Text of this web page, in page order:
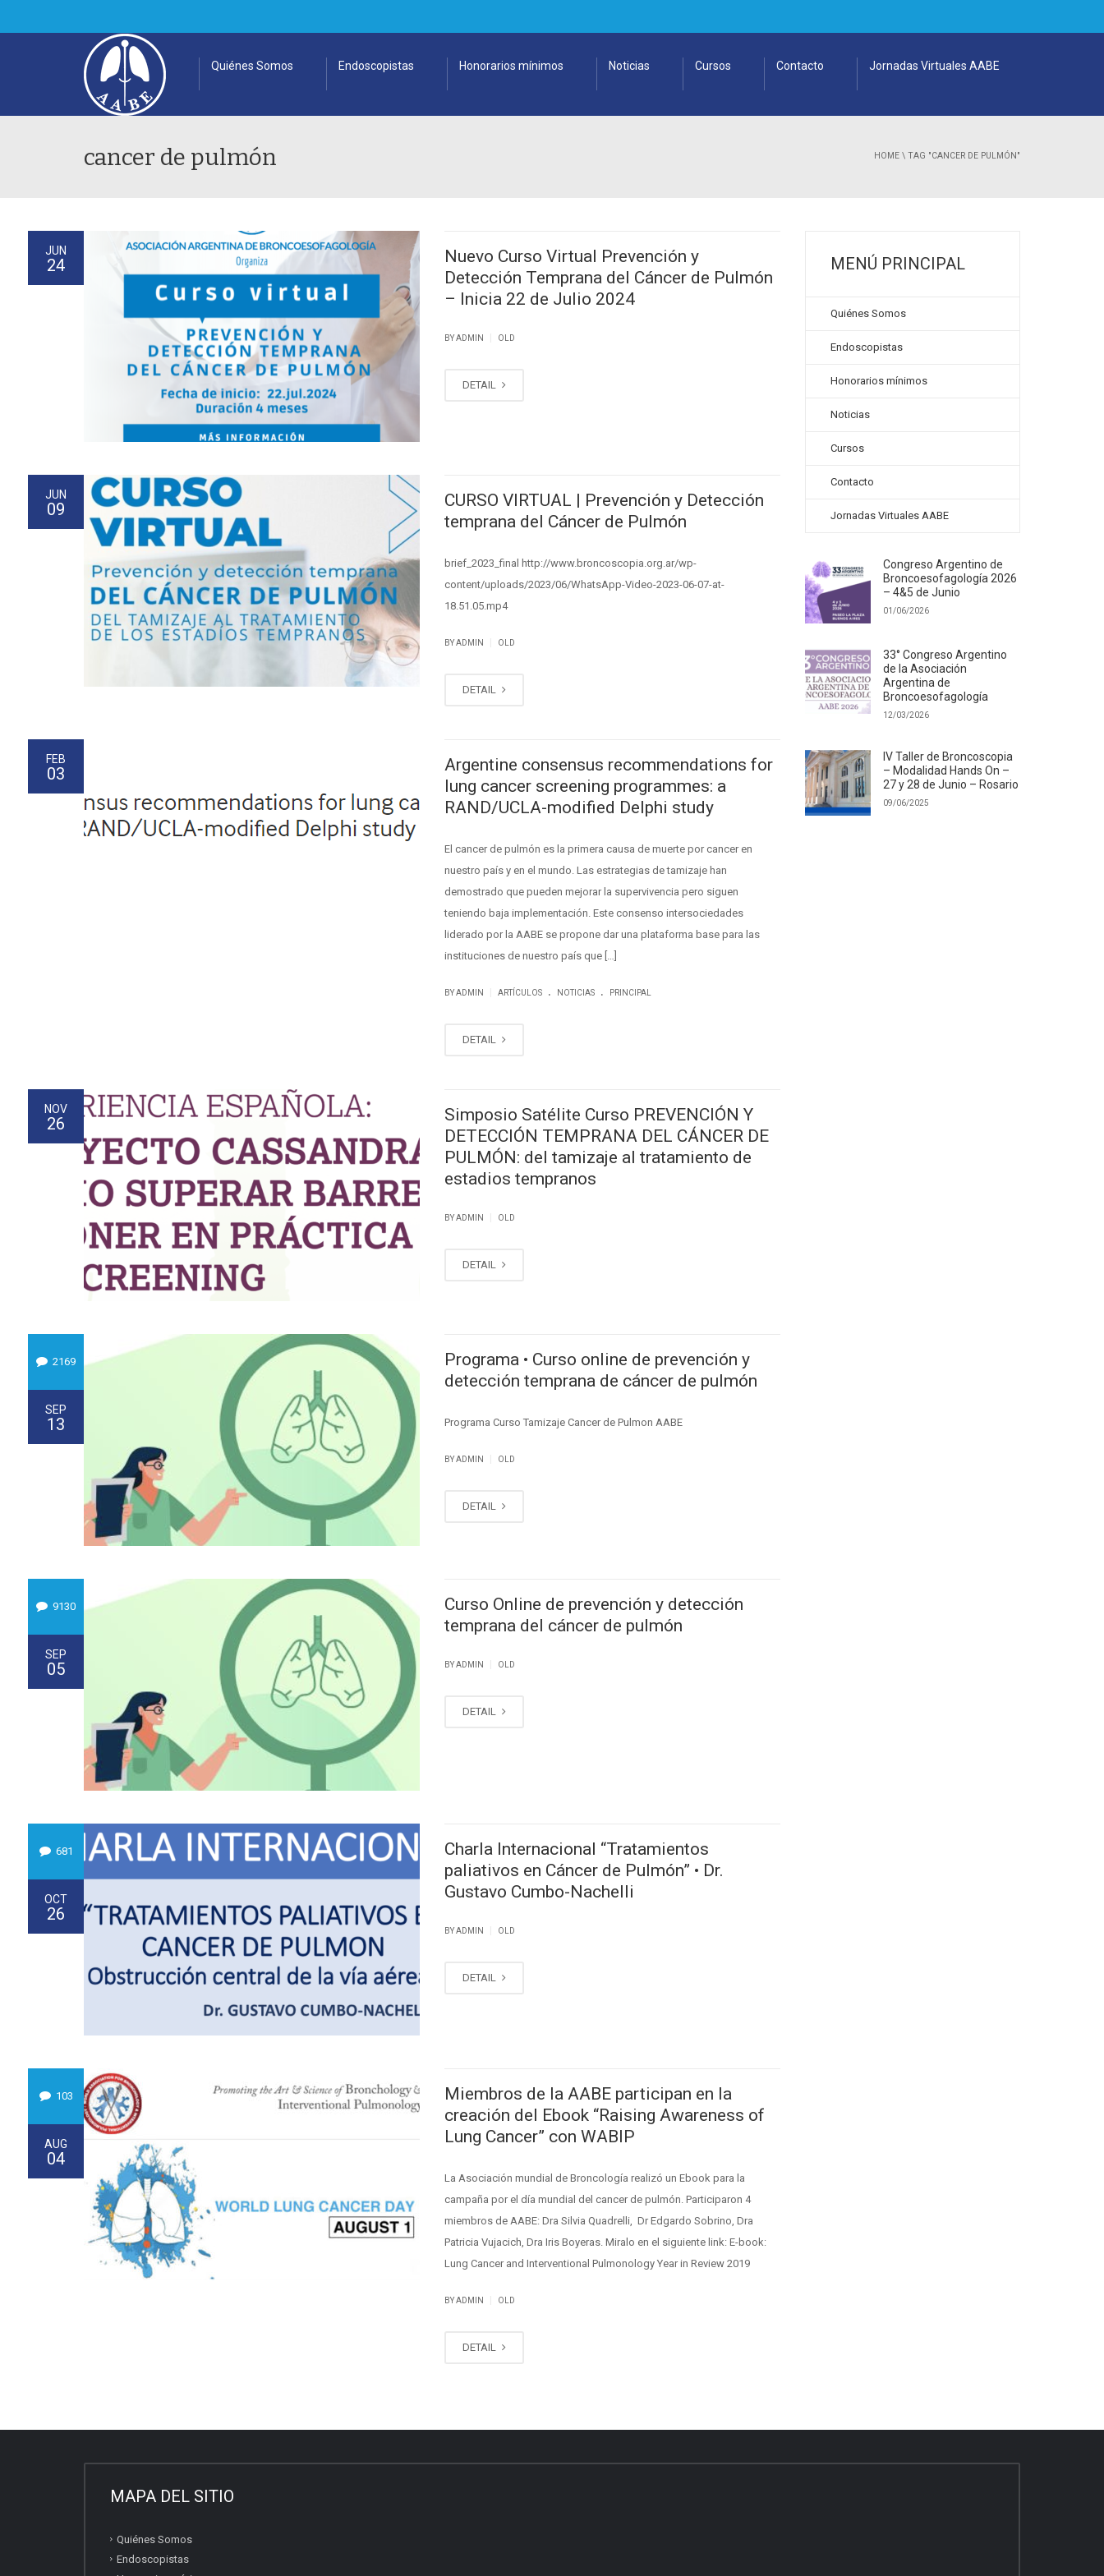
Quiénes Somos Endoscopistas Honorarios mínimos Noticias Cursos Contacto Jornadas Virtuales AABE
cancer de pulmón HOME \ TAG "CANCER DE PULMÓN"
JUN
24
Nuevo Curso Virtual Prevención y
Detección Temprana del Cáncer de Pulmón
– Inicia 22 de Julio 2024
BY ADMIN OLD
DETAIL
JUN
09
CURSO VIRTUAL | Prevención y Detección
temprana del Cáncer de Pulmón
brief_2023_final http://www.broncoscopia.org.ar/wp-
content/uploads/2023/06/WhatsApp-Video-2023-06-07-at-
18.51.05.mp4
BY ADMIN OLD
DETAIL
FEB
03
Argentine consensus recommendations for
lung cancer screening programmes: a
RAND/UCLA-modified Delphi study
El cancer de pulmón es la primera causa de muerte por cancer en
nuestro país y en el mundo. Las estrategias de tamizaje han
demostrado que pueden mejorar la supervivencia pero siguen
teniendo baja implementación. Este consenso intersociedades
liderado por la AABE se propone dar una plataforma base para las
instituciones de nuestro país que […]
BY ADMIN ARTÍCULOS . NOTICIAS . PRINCIPAL
DETAIL
NOV
26
Simposio Satélite Curso PREVENCIÓN Y
DETECCIÓN TEMPRANA DEL CÁNCER DE
PULMÓN: del tamizaje al tratamiento de
estadios tempranos
BY ADMIN OLD
DETAIL
2169
SEP
13
Programa • Curso online de prevención y
detección temprana de cáncer de pulmón
Programa Curso Tamizaje Cancer de Pulmon AABE
BY ADMIN OLD
DETAIL
9130
SEP
05
Curso Online de prevención y detección
temprana del cáncer de pulmón
BY ADMIN OLD
DETAIL
681
OCT
26
Charla Internacional “Tratamientos
paliativos en Cáncer de Pulmón” • Dr.
Gustavo Cumbo-Nachelli
BY ADMIN OLD
DETAIL
103
AUG
04
Miembros de la AABE participan en la
creación del Ebook “Raising Awareness of
Lung Cancer” con WABIP
La Asociación mundial de Broncología realizó un Ebook para la
campaña por el día mundial del cancer de pulmón. Participaron 4
miembros de AABE: Dra Silvia Quadrelli, Dr Edgardo Sobrino, Dra
Patricia Vujacich, Dra Iris Boyeras. Miralo en el siguiente link: E-book:
Lung Cancer and Interventional Pulmonology Year in Review 2019
BY ADMIN OLD
DETAIL
MENÚ PRINCIPAL
Quiénes Somos
Endoscopistas
Honorarios mínimos
Noticias
Cursos
Contacto
Jornadas Virtuales AABE
Congreso Argentino de
Broncoesofagología 2026
– 4&5 de Junio
01/06/2026
33° Congreso Argentino
de la Asociación
Argentina de
Broncoesofagología
12/03/2026
IV Taller de Broncoscopia
– Modalidad Hands On –
27 y 28 de Junio – Rosario
09/06/2025
MAPA DEL SITIO
Quiénes Somos
Endoscopistas